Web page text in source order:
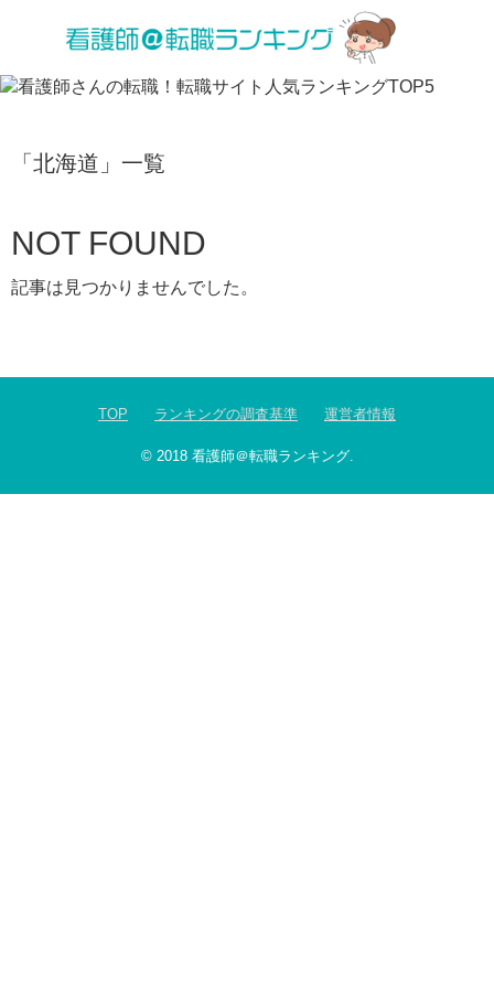
「 北海道 」 一覧
NOT FOUND
記事は見つかりませんでした。
TOP ランキングの調査基準 運営者情報
© 2018 看護師＠転職ランキング.